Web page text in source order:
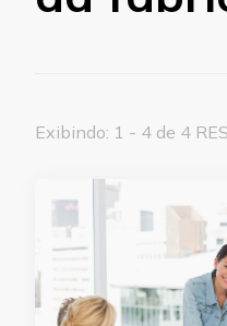
Exibindo: 1 - 4 de 4